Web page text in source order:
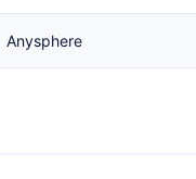
Anysphere